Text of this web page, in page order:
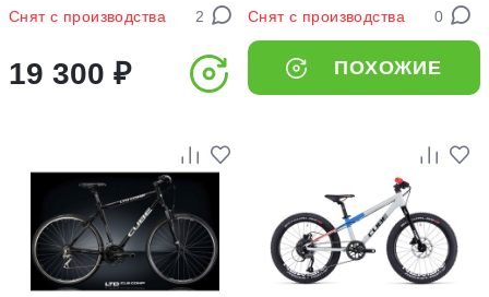
Снят с производства 2
19 300 ₽
Снят с производства 0
ПОХОЖИЕ